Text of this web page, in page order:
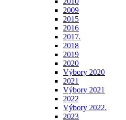
2009
2015
2016
2017.
2018
2019
2020
Výbory 2020
2021
Výbory 2021
2022
Výbory 2022.
2023